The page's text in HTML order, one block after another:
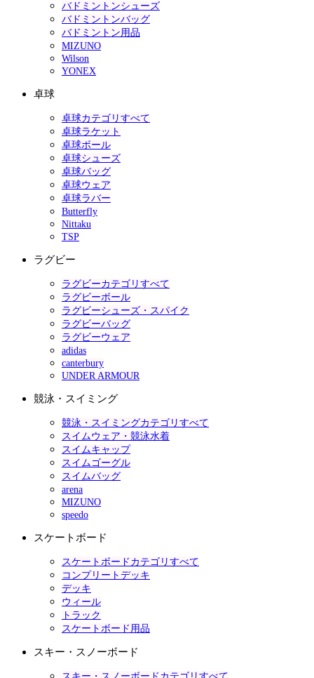
バドミントンシューズ
バドミントンバッグ
バドミントン用品
MIZUNO
Wilson
YONEX
卓球
卓球カテゴリすべて
卓球ラケット
卓球ボール
卓球シューズ
卓球バッグ
卓球ウェア
卓球ラバー
Butterfly
Nittaku
TSP
ラグビー
ラグビーカテゴリすべて
ラグビーボール
ラグビーシューズ・スパイク
ラグビーバッグ
ラグビーウェア
adidas
canterbury
UNDER ARMOUR
競泳・スイミング
競泳・スイミングカテゴリすべて
スイムウェア・競泳水着
スイムキャップ
スイムゴーグル
スイムバッグ
arena
MIZUNO
speedo
スケートボード
スケートボードカテゴリすべて
コンプリートデッキ
デッキ
ウィール
トラック
スケートボード用品
スキー・スノーボード